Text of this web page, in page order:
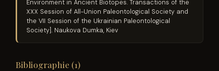
Environment in Ancient Biotopes. Transactions of the
XXX Session of All-Union Paleontological Society and
the VII Session of the Ukrainian Paleontological
Society]. Naukova Dumka, Kiev
Bibliographie (1)